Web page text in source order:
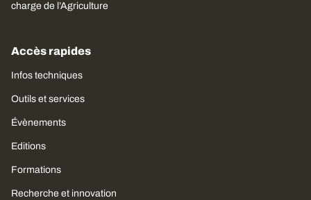
charge de l’Agriculture
Accès rapides
Infos techniques
Outils et services
Évènements
Editions
Formations
Recherche et innovation